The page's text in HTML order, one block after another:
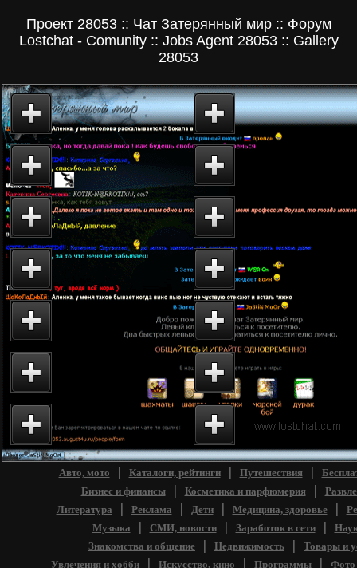
Проект 28053 :: Чат Затерянный мир :: Форум
Lostchat - Comunity :: Jobs Agent 28053 :: Gallery
28053
Главная страница сайта
Проект 28053
proekt28053.ru
Чат знакомств
Затерянный мир
www.lostchat.com
Добро пожаловать
на форум знакомств
Lostchat - Comunity
28053.RU Total Web
Кадровое интернет-
Emo4at.com Настоящий
Старый сайт Проекта
мир - Форум...
Второй форум чата
Затерянный мир. О
себе. Мой город...
Чат Затерянный мир
Narod`овских сайтов.
WEB Directory:
интернет-ресурсов.
для чатов...
CataLOG 28053 -
интернет-ресурсов.
Общение. Форумы...
интернет-ресурсов.
Каталог чатов...
Lostchat Каталог
интернет-ресурсов.
Авто, мото | Каталоги, рейтинги | Путешествия |
Бизнес и финансы
| Косметика и парфюмерия |
Литература
| Реклама | Дети | Медицина, здоровье |
Музыка
| СМИ, новости | Заработок в сети |
Знакомства и общение
| Недвижимость |
Товары и
Увлечения и хобби
| Искусство, кино | Программы | Фото